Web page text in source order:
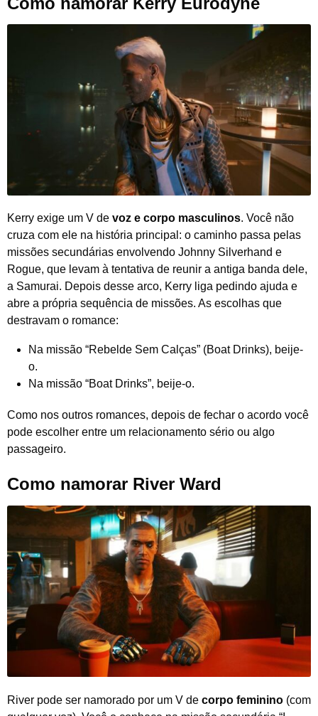
Kerry exige um V de voz e corpo masculinos. Você não
cruza com ele na história principal: o caminho passa pelas
missões secundárias envolvendo Johnny Silverhand e
Rogue, que levam à tentativa de reunir a antiga banda dele,
a Samurai. Depois desse arco, Kerry liga pedindo ajuda e
abre a própria sequência de missões. As escolhas que
destravam o romance:
Na missão “Rebelde Sem Calças” (Boat Drinks), beije-
o.
Na missão “Boat Drinks”, beije-o.
Como nos outros romances, depois de fechar o acordo você
pode escolher entre um relacionamento sério ou algo
passageiro.
Como namorar River Ward
River pode ser namorado por um V de corpo feminino (com